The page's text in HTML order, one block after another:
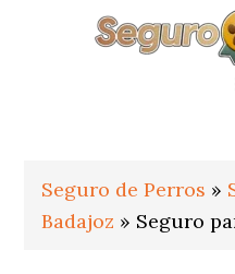
Seguro de Perros »
Badajoz » Seguro